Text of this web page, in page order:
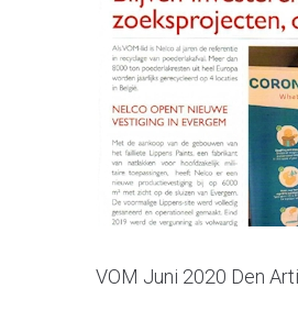
VOM Juni 2020 Den